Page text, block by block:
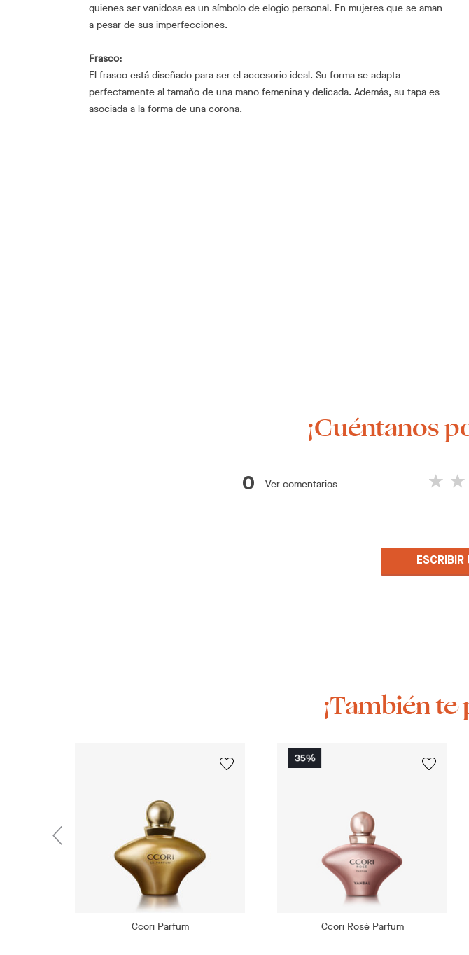
quienes ser vanidosa es un símbolo de elogio personal. En mujeres que se aman
a pesar de sus imperfecciones.
Frasco:
El frasco está diseñado para ser el accesorio ideal. Su forma se adapta
perfectamente al tamaño de una mano femenina y delicada. Además, su tapa es
asociada a la forma de una corona.
¡Cuéntanos
Ver comentarios
0
ESCRIBIR
¡También
Ccori Parfum Ccori Rosé Parfum